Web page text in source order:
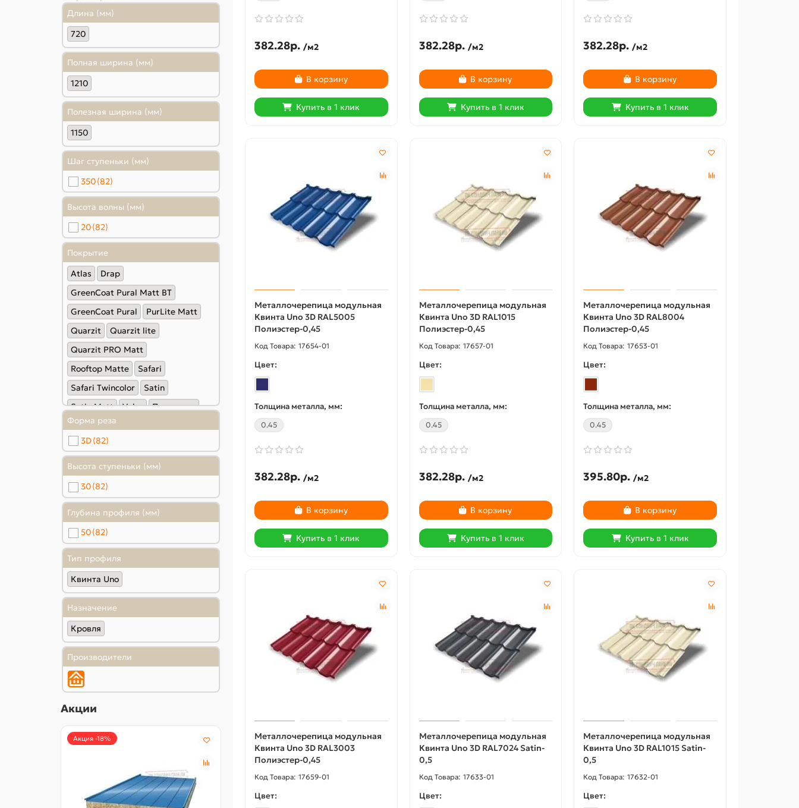
Длина (мм)
720
Полная ширина (мм)
1210
Полезная ширина (мм)
1150
Шаг ступеньки (мм)
350(82)
Высота волны (мм)
20(82)
Покрытие
Atlas
Drap
GreenCoat Pural Matt BT
GreenСoat Pural
PurLite Мatt
Quarzit
Quarzit lite
Quarzit PRO Matt
Rooftop Matte
Safari
Safari Twincolor
Satin
Satin Мatt
Velur
Полиэстер
Форма реза
3D(82)
Высота ступеньки (мм)
30(82)
Глубина профиля (мм)
50(82)
Тип профиля
Квинта Uno
Назначение
Кровля
Производители
Акции
Акция -18% Акция -18% Акция -18% Акция -18%
382.28р. /м2
В корзину
Купить в 1 клик
382.28р. /м2
В корзину
Купить в 1 клик
382.28р. /м2
В корзину
Купить в 1 клик
Металлочерепица модульная
Квинта Uno 3D RAL5005
Полиэстер-0,45
17654-01
Цвет:
Толщина металла, мм:
0.45
382.28р. /м2
В корзину
Купить в 1 клик
Металлочерепица модульная
Квинта Uno 3D RAL1015
Полиэстер-0,45
17657-01
Цвет:
Толщина металла, мм:
0.45
382.28р. /м2
В корзину
Купить в 1 клик
Металлочерепица модульная
Квинта Uno 3D RAL8004
Полиэстер-0,45
17653-01
Цвет:
Толщина металла, мм:
0.45
395.80р. /м2
В корзину
Купить в 1 клик
Металлочерепица модульная
Квинта Uno 3D RAL3003
Полиэстер-0,45
17659-01
Цвет:
Металлочерепица модульная
Квинта Uno 3D RAL7024 Satin-
0,5
17633-01
Цвет:
Металлочерепица модульная
Квинта Uno 3D RAL1015 Satin-
0,5
17632-01
Цвет: